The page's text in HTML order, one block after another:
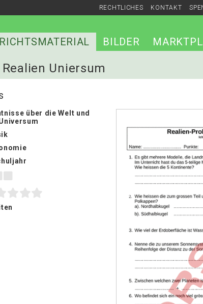
RECHTLICHES KONTAKT
BILDER
Uniersum
über die Welt und